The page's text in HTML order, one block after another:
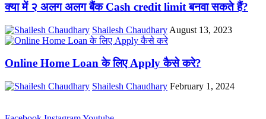
क्या में २ अलग अलग बैंक Cash credit limit बनवा सकते हैं?
Shailesh Chaudhary August 13, 2023
Online Home Loan के लिए Apply कैसे करे?
Shailesh Chaudhary February 1, 2024